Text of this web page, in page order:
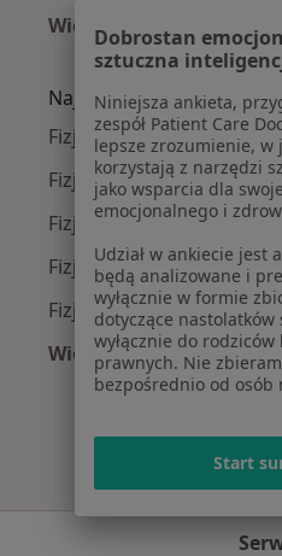
Więcej (15)
Więcej w
Najpopularniejsze
Fizjoterapeuci z NFZ w
Fizjoterapeuci z
Fizjoterapeuci z Signal
Fizjoterapeuci z LUX
Fizjoterapeuci z POLMED
Więcej (1)
Więcej w
Dobrostan
sztuczna
Niniejsza ankieta,
zespół Patient Care
lepsze zrozumienie, w
korzystają z narzędzi
jako wsparcia dla
emocjonalnego i
Udział w ankiecie jest
będą analizowane i
wyłącznie w formie
dotyczące nastolatków
wyłącznie do
prawnych. Nie
bezpośrednio od osób
Start